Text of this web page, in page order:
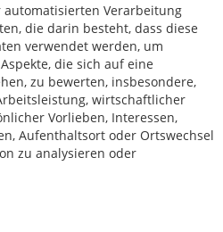
Verarbeitung
die darin besteht, dass diese
verwendet werden, um
die sich auf eine
zu bewerten, insbesondere,
wirtschaftlicher
Vorlieben, Interessen,
Aufenthaltsort oder Ortswechsel
zu analysieren oder